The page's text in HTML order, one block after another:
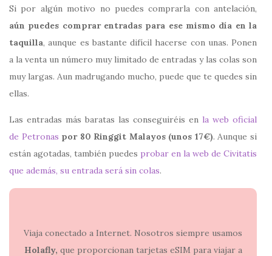
Si por algún motivo no puedes comprarla con antelación,
aún puedes comprar entradas para ese mismo día en la
taquilla, aunque es bastante difícil hacerse con unas. Ponen
a la venta un número muy limitado de entradas y las colas son
muy largas. Aun madrugando mucho, puede que te quedes sin
ellas.
Las entradas más baratas las conseguiréis en la web oficial
de Petronas por 80 Ringgit Malayos (unos 17€). Aunque si
están agotadas, también puedes probar en la web de Civitatis
que además, su entrada será sin colas.
Viaja conectado a Internet. Nosotros siempre usamos
Holafly, que proporcionan tarjetas eSIM para viajar a